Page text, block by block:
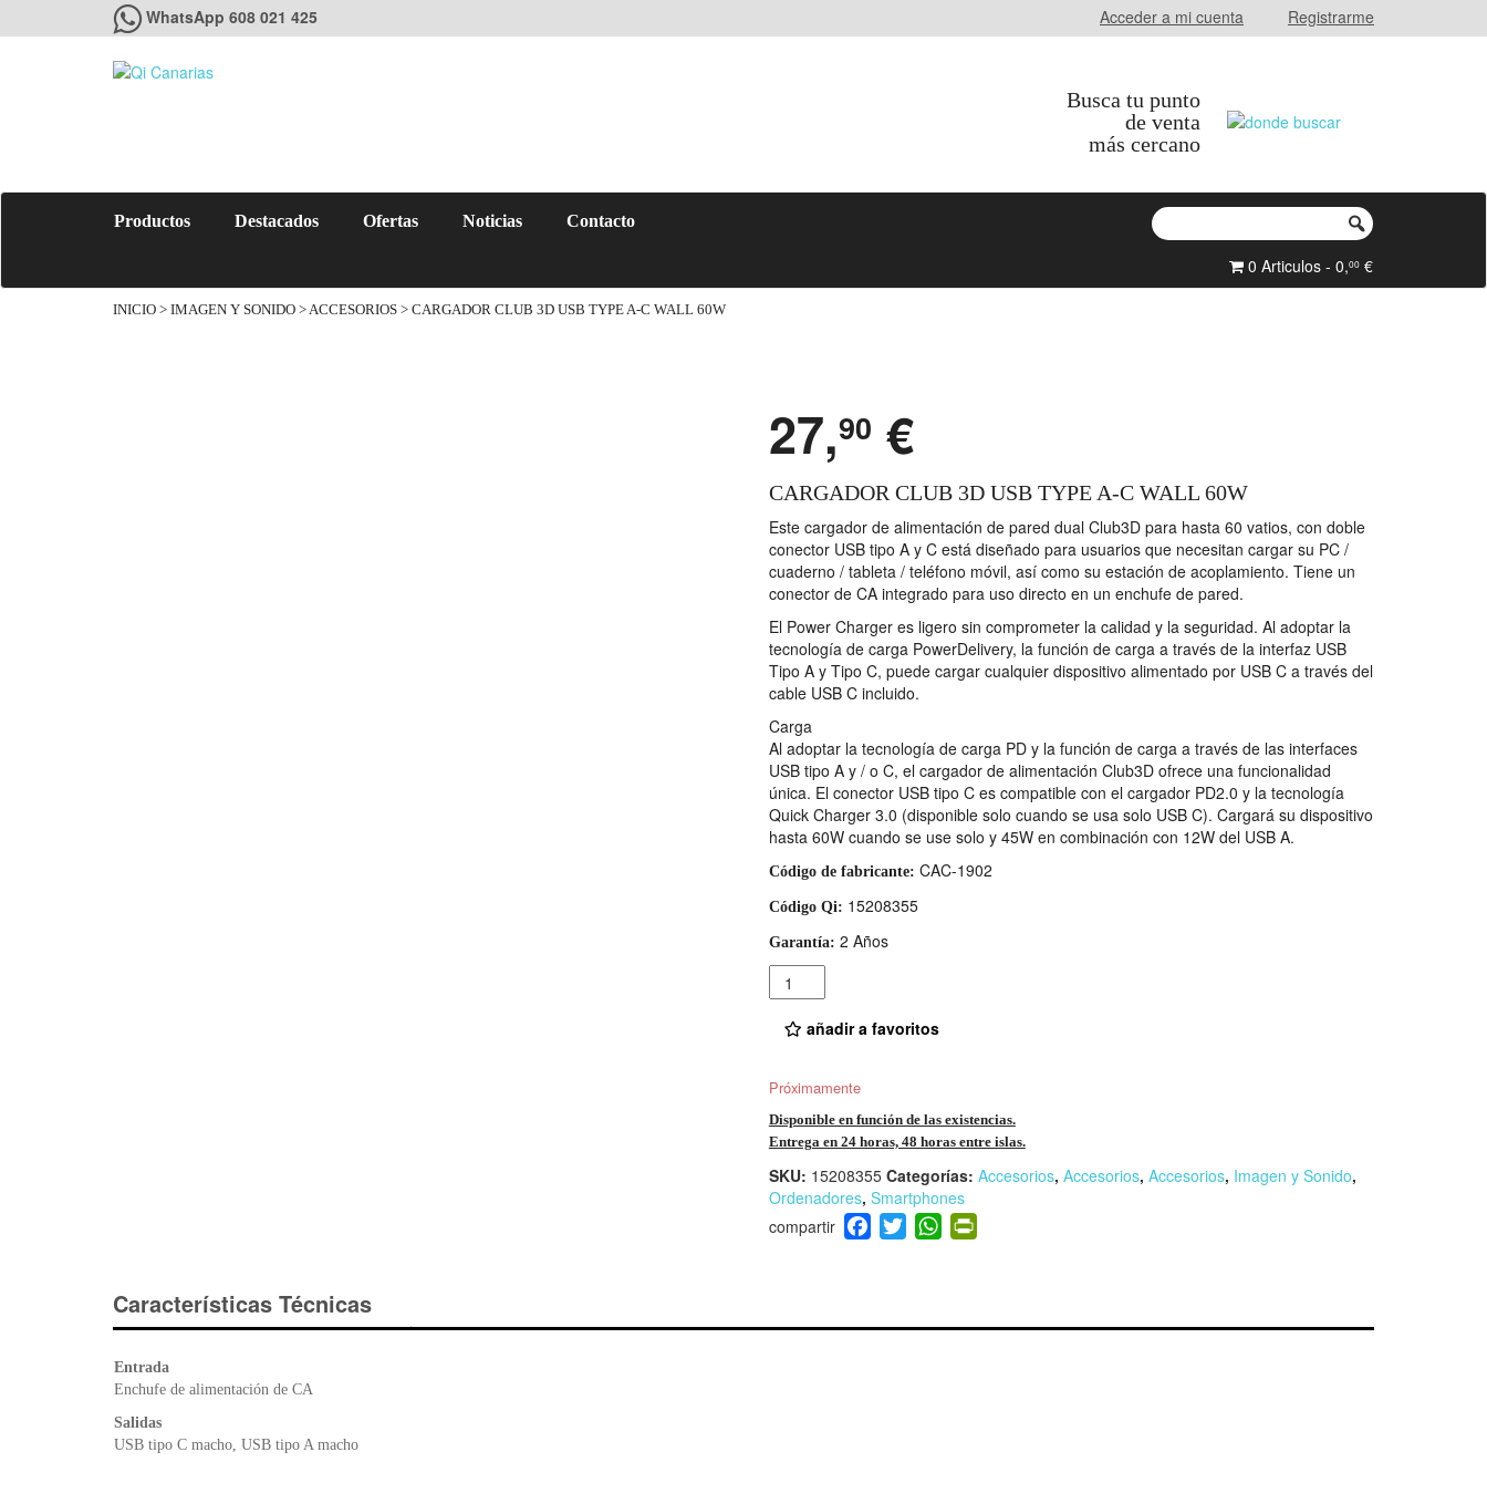
WhatsApp 608 021 425 Acceder a mi cuenta Registrarme
Busca tu punto
de venta
más cercano
Productos Destacados Ofertas Noticias Contacto
0 Articulos - 0,00 €
INICIO > IMAGEN Y SONIDO >ACCESORIOS > CARGADOR CLUB 3D USB TYPE A-C WALL 60W
27,90 €
CARGADOR CLUB 3D USB TYPE A-C WALL 60W
Este cargador de alimentación de pared dual Club3D para hasta 60 vatios, con doble
conector USB tipo A y C está diseñado para usuarios que necesitan cargar su PC /
cuaderno / tableta / teléfono móvil, así como su estación de acoplamiento. Tiene un
conector de CA integrado para uso directo en un enchufe de pared.
El Power Charger es ligero sin comprometer la calidad y la seguridad. Al adoptar la
tecnología de carga PowerDelivery, la función de carga a través de la interfaz USB
Tipo A y Tipo C, puede cargar cualquier dispositivo alimentado por USB C a través del
cable USB C incluido.
Carga
Al adoptar la tecnología de carga PD y la función de carga a través de las interfaces
USB tipo A y / o C, el cargador de alimentación Club3D ofrece una funcionalidad
única. El conector USB tipo C es compatible con el cargador PD2.0 y la tecnología
Quick Charger 3.0 (disponible solo cuando se usa solo USB C). Cargará su dispositivo
hasta 60W cuando se use solo y 45W en combinación con 12W del USB A.
Código de fabricante: CAC-1902
Código Qi: 15208355
Garantía: 2 Años
Cantidad
añadir a favoritos
Próximamente
Disponible en función de las existencias.
Entrega en 24 horas, 48 horas entre islas.
SKU: 15208355 Categorías: Accesorios, Accesorios, Accesorios, Imagen y Sonido,
Ordenadores, Smartphones
F
a
b
T
wi
W
h
A
Pr
in
e
Características Técnicas
Entrada
Enchufe de alimentación de CA
Salidas
USB tipo C macho, USB tipo A macho